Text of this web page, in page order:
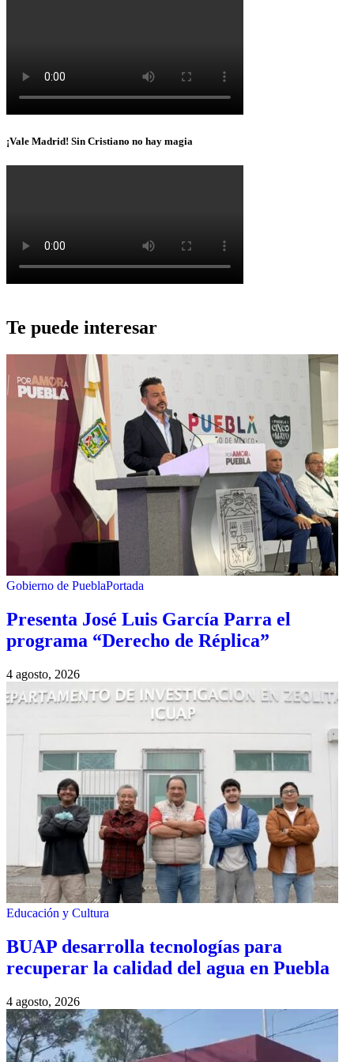
¡Vale Madrid! Sin Cristiano no hay magia
Te puede interesar
Gobierno de PueblaPortada
Presenta José Luis García Parra el
programa “Derecho de Réplica”
4 agosto, 2026
Educación y Cultura
BUAP desarrolla tecnologías para
recuperar la calidad del agua en Puebla
4 agosto, 2026